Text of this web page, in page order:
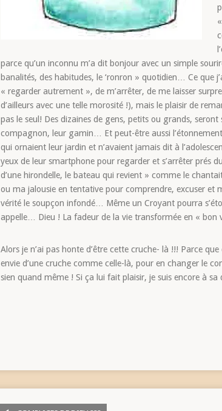
parce qu’un inconnu m’a dit bonjour avec un simple
banalités, des habitudes, le ‘ronron » quotidien… Ce que
« regarder autrement », de m’arrêter, de me laisser
d’ailleurs avec une telle morosité !), mais le plaisir de
pas le seul! Des dizaines de gens, petits ou grands,
compagnon, leur gamin… Et peut-être aussi
qui ornaient leur jardin et n’avaient jamais dit à
yeux de leur smartphone pour regarder et s’arrêter prés
d’une hirondelle, le bateau qui revient » comme le
ou ma jalousie en tentative pour comprendre, excuser
vérité le soupçon infondé… Même un Croyant pourra
appelle… Dieu ! La fadeur de la vie transformée en «
Alors je n’ai pas honte d’être cette cruche- là !!! Parce
envie d’une cruche comme celle-là, pour en changer le
sien quand même ! Si ça lui fait plaisir, je suis encore à